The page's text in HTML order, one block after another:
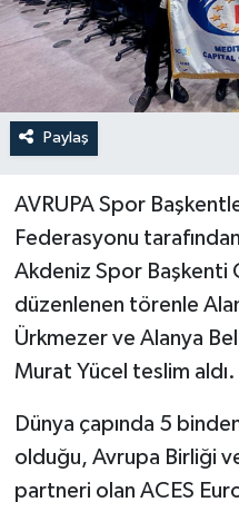
Paylaş
AVRUPA Spor
Federasyonu
Akdeniz Spor Başkenti
düzenlenen törenle
Ürkmezer ve Alanya
Murat Yücel teslim aldı.
Dünya çapında 5
olduğu, Avrupa Birliği
partneri olan ACES